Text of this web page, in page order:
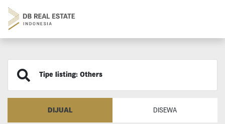
Tipe listing: Others
DIJUAL DISEWA